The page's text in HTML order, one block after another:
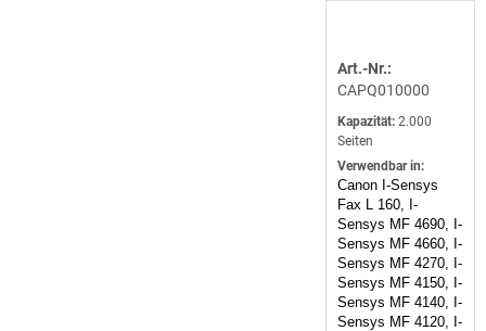
Art.-Nr.:
CAPQ010000
Kapazität: 2.000
Seiten
Verwendbar in:
Canon I-Sensys
Fax L 160, I-
Sensys MF 4690, I-
Sensys MF 4660, I-
Sensys MF 4270, I-
Sensys MF 4150, I-
Sensys MF 4140, I-
Sensys MF 4120, I-